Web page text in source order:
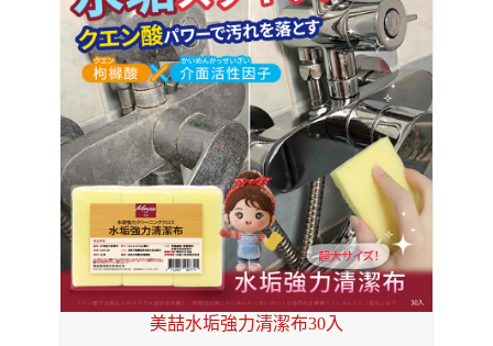
美喆水垢強力清潔布30入